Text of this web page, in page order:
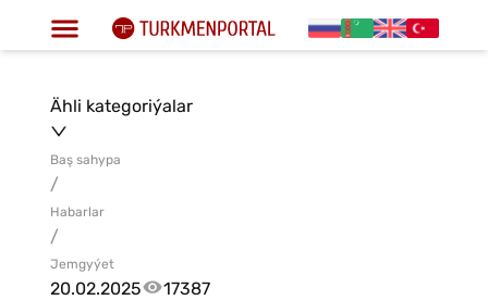
Ähli kategoriýalar
Baş sahypa
/
Habarlar
/
Jemgyýet
20.02.2025 17387